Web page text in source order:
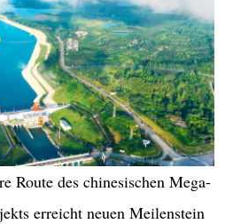
Route des chinesischen Mega-
erreicht neuen Meilenstein